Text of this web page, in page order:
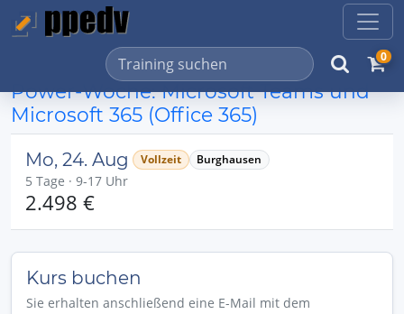
0
Power-Woche: Microsoft Teams und
Microsoft 365 (Office 365)
Mo, 24. Aug Vollzeit Burghausen
5 Tage · 9-17 Uhr
2.498 €
Kurs buchen
Sie erhalten anschließend eine E-Mail mit dem